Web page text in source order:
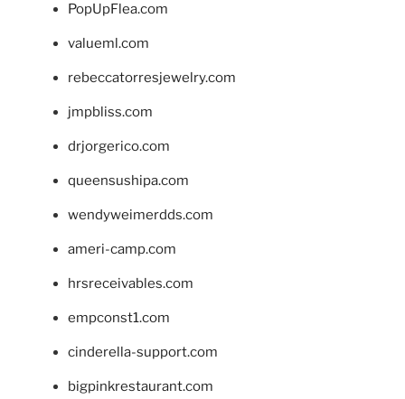
PopUpFlea.com
valueml.com
rebeccatorresjewelry.com
jmpbliss.com
drjorgerico.com
queensushipa.com
wendyweimerdds.com
ameri-camp.com
hrsreceivables.com
empconst1.com
cinderella-support.com
bigpinkrestaurant.com